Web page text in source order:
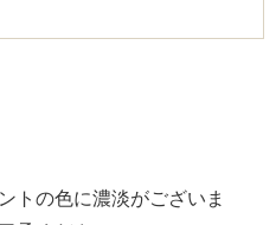
トの色に濃淡がございま